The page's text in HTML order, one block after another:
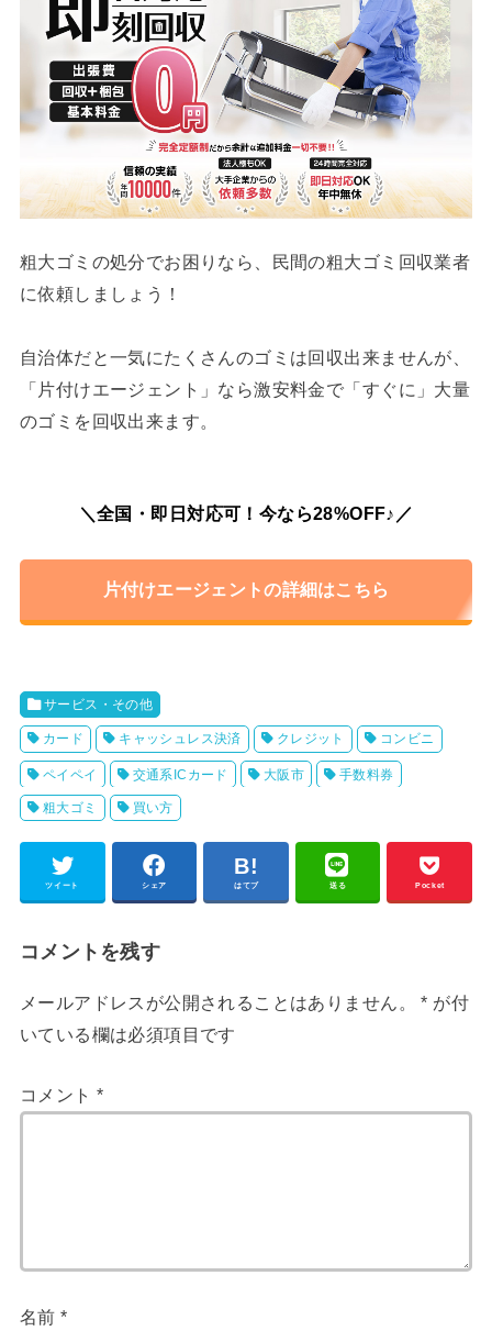
粗大ゴミの処分でお困りなら、民間の粗大ゴミ回収業者
に依頼しましょう！
自治体だと一気にたくさんのゴミは回収出来ませんが、
「片付けエージェント」なら激安料金で「すぐに」大量
のゴミを回収出来ます。
＼全国・即日対応可！今なら28%OFF♪／
片付けエージェントの詳細はこちら
サービス・その他
カード キャッシュレス決済 クレジット コンビニ
ペイペイ 交通系ICカード 大阪市 手数料券
粗大ゴミ 買い方
ツイート シェア はてブ 送る Pocket
コメントを残す
メールアドレスが公開されることはありません。 * が付
いている欄は必須項目です
コメント *
名前*